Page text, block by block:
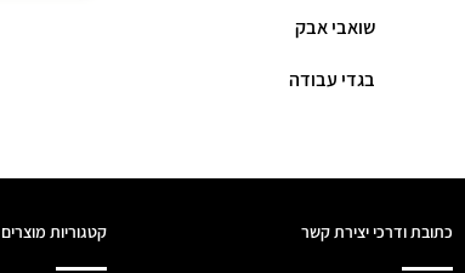
שואבי אבק
בגדי עבודה
כתובת ודרכי יצירת קשר קטגוריות מוצרים